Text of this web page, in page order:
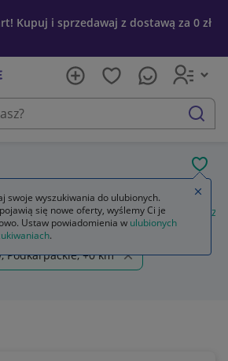
Kupuj i sprzedawaj z dostawą za 0 zł
szukaj
na hak plecak bagaż
Podkarpackie, +0 km
swoje wyszukiwania do ulubionych.
się nowe oferty, wyślemy Ci je
Ustaw powiadomienia w ulubionych
.